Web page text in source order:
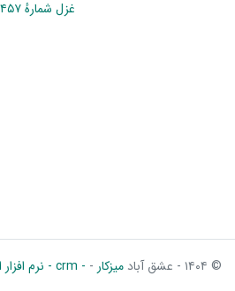
غزل شمارهٔ ۴۵۷
© ۱۴۰۴ - عشق آباد میزکار - - crm - نرم افزار ابری مدیریت کسب و کار